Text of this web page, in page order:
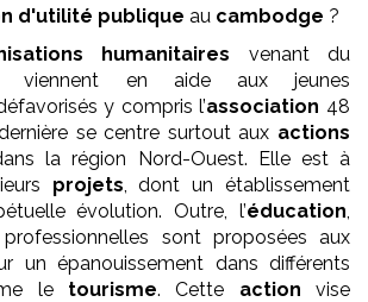
d'utilité publique au cambodge ?
humanitaires venant du
viennent en aide aux jeunes
y compris l’association 48
se centre surtout aux actions
la région Nord-Ouest. Elle est à
projets , dont un établissement
évolution. Outre, l’éducation
sont proposées aux
un épanouissement dans différents
le tourisme. Cette actionvise